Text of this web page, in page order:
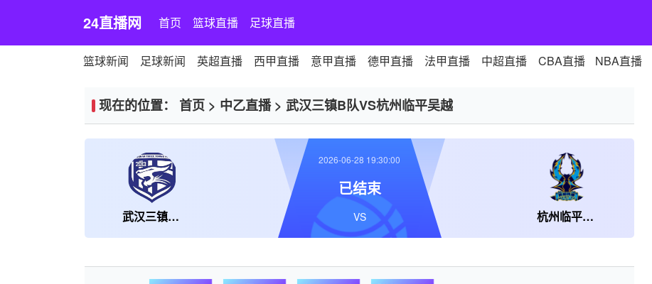
24直播网 首页 篮球直播 足球直播
篮球新闻 足球新闻 英超直播 西甲直播 意甲直播 德甲直播 法甲直播 中超直播 CBA直播 NBA直播
现在的位置： 首页 > 中乙直播> 武汉三镇B队VS杭州临平吴越
武汉三镇B队 杭州临平吴越
2026-06-28 19:30:00
已结束
VS